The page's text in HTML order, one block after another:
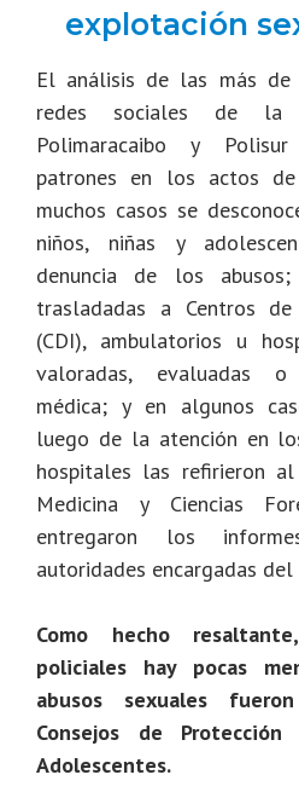
explotación
El análisis de las más de
redes sociales de la
Polimaracaibo y
patrones en los actos
muchos casos se
niños, niñas y
denuncia de los
trasladadas a Centros
(CDI), ambulatorios u
valoradas, evaluadas o
médica; y en algunos
luego de la atención en
hospitales las refirieron
Medicina y Ciencias
entregaron los
autoridades encargadas del
Como hecho
policiales hay pocas
abusos sexuales
Consejos de
Adolescentes.